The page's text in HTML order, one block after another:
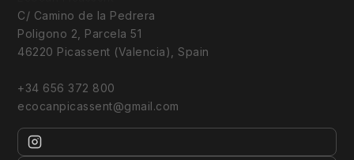
C/ Camino de la Pedrera
Poligono 2, Parcela 51
46220 Picassent (Valencia), Spain
+34 656 372 800
ecocanpicassent@gmail.com